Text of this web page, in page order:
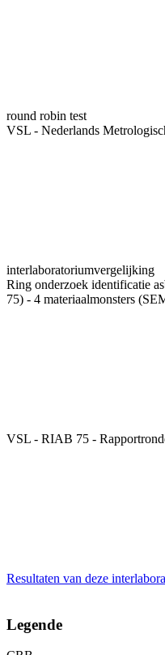
round robin test
VSL - Nederlands
interlaboratoriumvergelijking
Ring onderzoek identificatie
75) - 4 materiaalmonsters
VSL - RIAB 75 -
Resultaten van deze
Legende